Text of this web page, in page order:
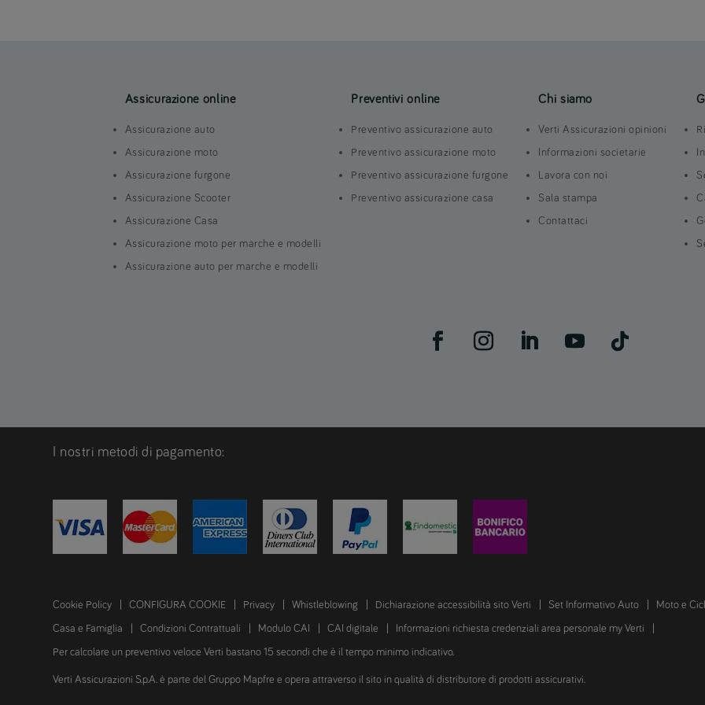
Assicurazione online
Assicurazione auto
Assicurazione moto
Assicurazione furgone
Assicurazione Scooter
Assicurazione Casa
Assicurazione moto per marche e modelli
Assicurazione auto per marche e modelli
Preventivi online
Preventivo assicurazione auto
Preventivo assicurazione moto
Preventivo assicurazione furgone
Preventivo assicurazione casa
Chi siamo
Verti Assicurazioni opinioni
Informazioni societarie
Lavora con noi
Sala stampa
Contattaci
I nostri metodi di pagamento:
Cookie Policy CONFIGURA COOKIE Privacy Whistleblowing Dichiarazione accessibilità sito Verti Set Informativo Auto Moto e
Casa e Famiglia Condizioni Contrattuali Modulo CAI CAI digitale Informazioni richiesta credenziali area personale my Verti
Per calcolare un preventivo veloce Verti bastano 15 secondi che è il tempo minimo indicativo.
Verti Assicurazioni S.p.A. è parte del Gruppo Mapfre e opera attraverso il sito in qualità di distributore di prodotti assicurativi.